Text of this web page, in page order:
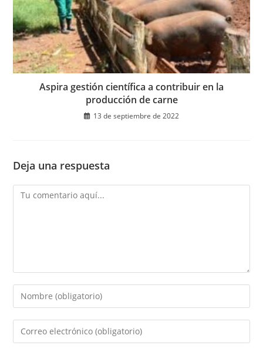
Aspira gestión científica a contribuir en la
producción de carne
13 de septiembre de 2022
Deja una respuesta
Comentario
Introduce
tu
nombre
Introduce
tu